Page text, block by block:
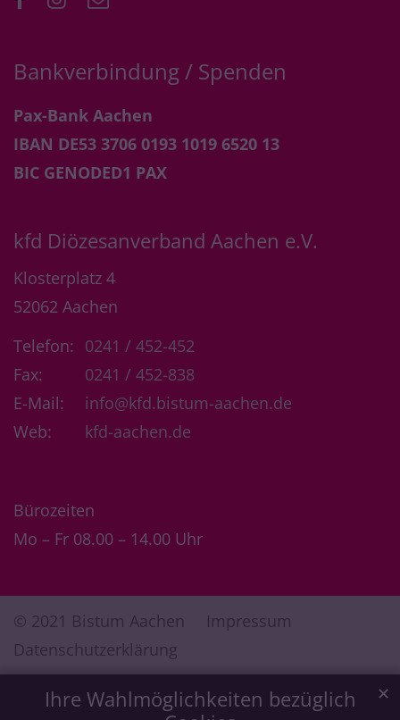
Ihre Wahlmöglichkeiten bezüglich
✕
Bankverbindung / Spenden
Pax-Bank Aachen
IBAN DE53 3706 0193 1019 6520 13
BIC GENODED1 PAX
kfd Diözesanverband Aachen e.V.
Klosterplatz 4
52062 Aachen
Telefon: 0241 / 452-452
Fax:
0241 / 452-838
E-Mail:
info@kfd.bistum-aachen.de
Web:
kfd-aachen.de
Bürozeiten
Mo – Fr 08.00 – 14.00 Uhr
© 2021 Bistum Aachen
Impressum
Datenschutzerklärung